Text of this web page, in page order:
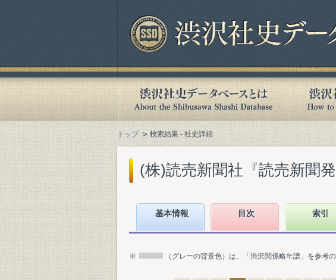
トップ 検索結果 - 社史詳細
(株)読売新聞社『読売新聞
基本情報 目次 索引
※ （グレーの背景色）は、「渋沢関係略年譜」を参考